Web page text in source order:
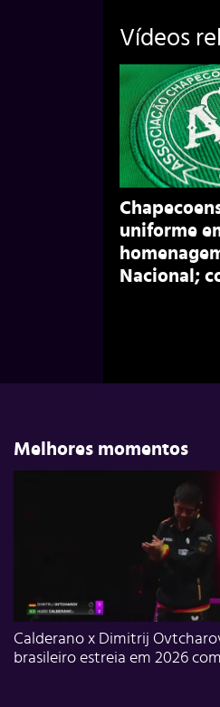
Vídeos
uniforme
Nacional;
Melhores momentos
Calderano x Dimitrij
brasileiro estreia em 2026